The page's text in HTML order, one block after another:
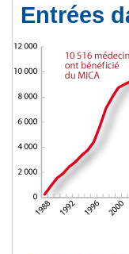
Entrées